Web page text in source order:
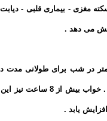
مغزی - بیماری قلبی -
می دهد .
یا کمتر در شب برای طولانی
چربی شکمی می شود . خواب
یابد .